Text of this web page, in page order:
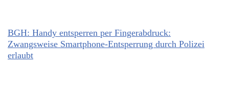
BGH: Handy entsperren per Fingerabdruck:
Zwangsweise Smartphone-Entsperrung durch Polizei
erlaubt